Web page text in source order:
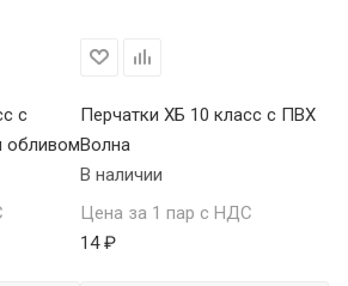
с
обливом
Перчатки ХБ 10 класс с ПВХ
Волна
В наличии
Цена за 1 пар с НДС
14 ₽